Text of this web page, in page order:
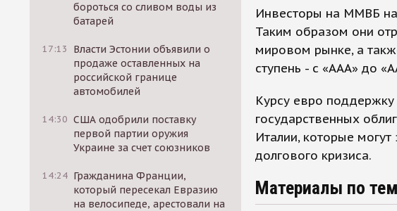
бороться со сливом воды из
батарей
17:13
Власти Эстонии объявили о
продаже оставленных на
российской границе
автомобилей
14:30 США одобрили поставку
первой партии оружия
Украине за счет союзников
14:24 Гражданина Франции,
который пересекал Евразию
на велосипеде, арестовали на
Инвесторы на ММВБ
Таким образом они
мировом рынке, а
ступень - с «ААА» до
Курсу евро
государственных
Италии, которые могут
долгового кризиса.
Материалы по